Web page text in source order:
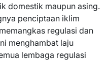
domestik maupun asing.
penciptaan iklim
regulasi dan
menghambat laju
lembaga regulasi